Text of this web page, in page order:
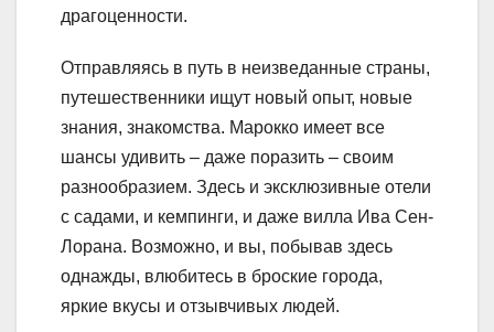
драгоценности.
Отправляясь в путь в неизведанные страны,
путешественники ищут новый опыт, новые
знания, знакомства. Марокко имеет все
шансы удивить – даже поразить – своим
разнообразием. Здесь и эксклюзивные отели
с садами, и кемпинги, и даже вилла Ива Сен-
Лорана. Возможно, и вы, побывав здесь
однажды, влюбитесь в броские города,
яркие вкусы и отзывчивых людей.